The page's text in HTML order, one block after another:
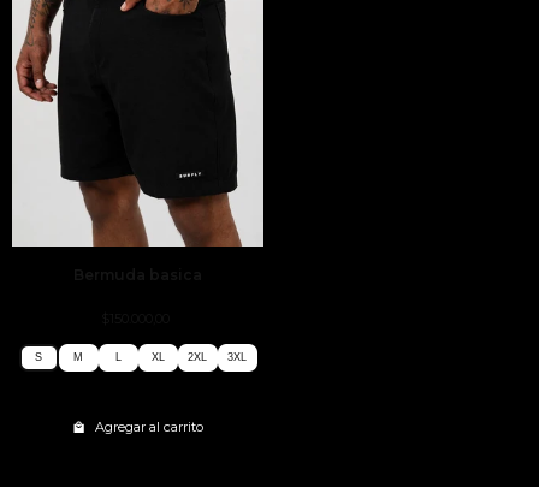
S
S M
M L
L XL
XL 2XL
2XL 3XL
3XL
Agregar al carrito